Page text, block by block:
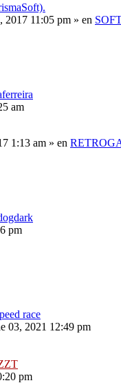
2017 11:05 pm » en
am
1:13 am » en
pm
race
03, 2021 12:49 pm
pm